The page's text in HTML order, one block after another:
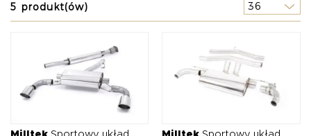
ZOSTAŃ PARTNEREM
5 produkt(ów)